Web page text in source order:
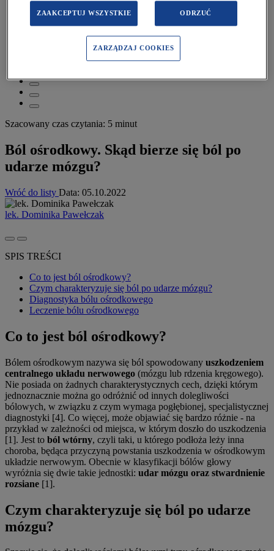
Pacjent
Ból i stan zapalny >
Ból ośrodkowy. Skąd bierze się ból po udarze mózgu?
Szacowany czas czytania: 5 minut
Ból ośrodkowy. Skąd bierze się ból po
udarze mózgu?
Wróć do listy Data: 05.10.2022
lek. Dominika Pawełczak
SPIS TREŚCI
Co to jest ból ośrodkowy?
Czym charakteryzuje się ból po udarze mózgu?
Diagnostyka bólu ośrodkowego
Leczenie bólu ośrodkowego
Co to jest ból ośrodkowy?
Bólem ośrodkowym nazywa się ból spowodowany uszkodzeniem
centralnego układu nerwowego (mózgu lub rdzenia kręgowego).
Nie posiada on żadnych charakterystycznych cech, dzięki którym
jednoznacznie można go odróżnić od innych dolegliwości
bólowych, w związku z czym wymaga pogłębionej, specjalistycznej
diagnostyki [4]. Co więcej, może objawiać się bardzo różnie - na
przykład w zależności od miejsca, w którym doszło do uszkodzenia
[1]. Jest to ból wtórny, czyli taki, u którego podłoża leży inna
choroba, będąca przyczyną powstania uszkodzenia w ośrodkowym
układzie nerwowym. Obecnie w klasyfikacji bólów głowy
wyróżnia się dwie takie jednostki: udar mózgu oraz stwardnienie
rozsiane [1].
Czym charakteryzuje się ból po udarze
mózgu?
ZAAKCEPTUJ WSZYSTKIE ODRZUĆ
ZARZĄDZAJ COOKIES